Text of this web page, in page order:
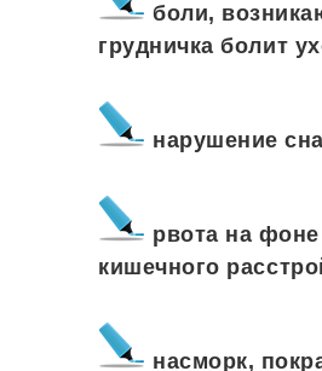
боли,
грудничка болит
нарушение
рвота на
кишечного
насморк,